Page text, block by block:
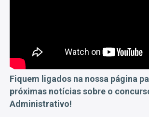
Fiquem ligados na nossa página
próximas notícias sobre o
Administrativo!